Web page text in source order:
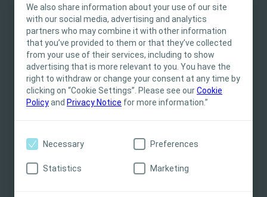
We also share information about your use of our site
with our social media, advertising and analytics
partners who may combine it with other information
that you’ve provided to them or that they’ve collected
from your use of their services, including to show
advertising that is more relevant to you. You have the
right to withdraw or change your consent at any time by
clicking on “Cookie Settings”. Please see ourCookie
Policyand Privacy Notice for more information.”
Necessary Preferences
Statistics Marketing
Este site destina-se exclusivamente a
Profissionais de Saúde. O conteúdo do site tem
fins informativos e educacionais, podendo não
ser apropriado para todas as jurisdições. A
Coloplast não fornece aconselhamento médico.
A responsabilidade pelos cuidados ao paciente
cabe ao profissional de saúde. Para informações
contraindicações, efeitos, precauções e
advertências, consulte as Instruções de
Utilização (IFU) do produto antes da sua
Preview
Conheça melhor as pessoas que vivem com
CCP e os profissionais de saúde que as
tratam
(CPPs) na perspetiva das pessoas que vivem com elas e dos
profissionais de saúde que as tratam. A Dra. Emily McGrath e a
enfermeira especialista em estomaterapia, Gillian Down,
discutem o que uma enfermeira especialista em